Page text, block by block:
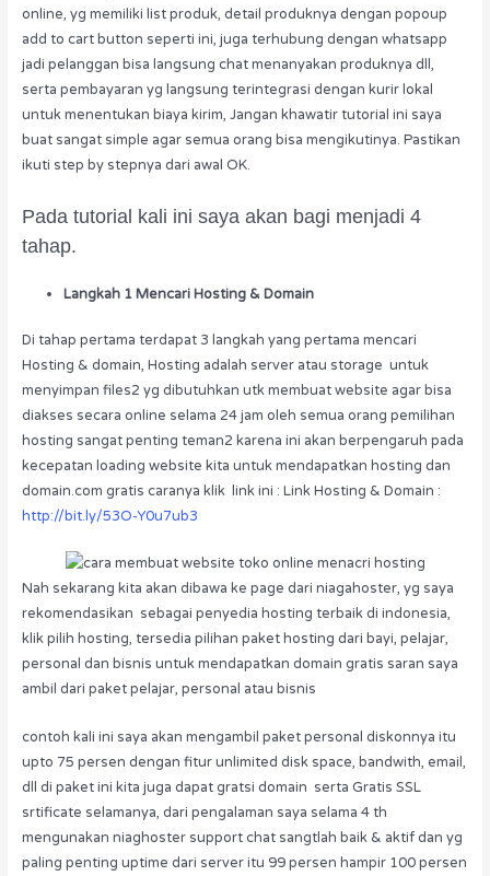
online, yg memiliki list produk, detail produknya dengan popoup
add to cart button seperti ini, juga terhubung dengan whatsapp
jadi pelanggan bisa langsung chat menanyakan produknya dll,
serta pembayaran yg langsung terintegrasi dengan kurir lokal
untuk menentukan biaya kirim, Jangan khawatir tutorial ini saya
buat sangat simple agar semua orang bisa mengikutinya. Pastikan
ikuti step by stepnya dari awal OK.
Pada tutorial kali ini saya akan bagi menjadi 4
tahap.
Langkah 1 Mencari Hosting & Domain
Di tahap pertama terdapat 3 langkah yang pertama mencari
Hosting & domain, Hosting adalah server atau storage untuk
menyimpan files2 yg dibutuhkan utk membuat website agar bisa
diakses secara online selama 24 jam oleh semua orang pemilihan
hosting sangat penting teman2 karena ini akan berpengaruh pada
kecepatan loading website kita untuk mendapatkan hosting dan
domain.com gratis caranya klik link ini : Link Hosting & Domain :
http://bit.ly/53O-Y0u7ub3
Nah sekarang kita akan dibawa ke page dari niagahoster, yg saya
rekomendasikan sebagai penyedia hosting terbaik di indonesia,
klik pilih hosting, tersedia pilihan paket hosting dari bayi, pelajar,
personal dan bisnis untuk mendapatkan domain gratis saran saya
ambil dari paket pelajar, personal atau bisnis
contoh kali ini saya akan mengambil paket personal diskonnya itu
upto 75 persen dengan fitur unlimited disk space, bandwith, email,
dll di paket ini kita juga dapat gratsi domain serta Gratis SSL
srtificate selamanya, dari pengalaman saya selama 4 th
mengunakan niaghoster support chat sangtlah baik & aktif dan yg
paling penting uptime dari server itu 99 persen hampir 100 persen